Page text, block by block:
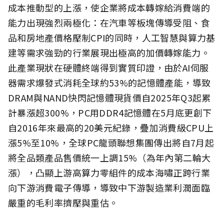
成本推動型的上漲，使企業將成本轉嫁給消費端的
能力出現強烈兩極化：在汽車等板塊傳導受阻、食
品和房地產價格壓制CPI的同時，人工智慧與算力基
建等需求強勁的行業展現出極高的加價轉嫁能力。
此產業現狀在硬體終端得到實質印證，由於AI伺服
器需求爆發式消耗全球約53%的記憶體產能，導致
DRAM與NAND快閃記憶體現貨價自2025年Q3起累
計暴漲超300%，PC用DDR4記憶體在5月底更創下
自2016年來最高的20美元紀錄，疊加消費級CPU上
漲5%至10%，全球PC龍頭聯想集團傳出將自7月起
將全品類產品售價統一上調15%（為年內第二輪大
漲），凸顯上游高算力零組件的成本海嘯正跨行業
向下游消費電子傳導，導致中下游製造業利潤面臨
嚴重的毛利率擠壓與重估。